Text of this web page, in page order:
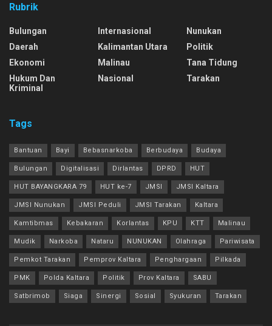
Rubrik
Bulungan
Daerah
Ekonomi
Hukum Dan
Kriminal
Internasional
Kalimantan Utara
Malinau
Nasional
Nunukan
Politik
Tana Tidung
Tarakan
Tags
Bantuan Bayi Bebasnarkoba Berbudaya Budaya
Bulungan Digitalisasi Dirlantas DPRD HUT
HUT BAYANGKARA 79 HUT ke-7 JMSI JMSI Kaltara
JMSI Nunukan JMSI Peduli JMSI Tarakan Kaltara
Kamtibmas Kebakaran Korlantas KPU KTT Malinau
Mudik Narkoba Nataru NUNUKAN Olahraga Pariwisata
Pemkot Tarakan Pemprov Kaltara Penghargaan Pilkada
PMK Polda Kaltara Politik Prov Kaltara SABU
Satbrimob Siaga Sinergi Sosial Syukuran Tarakan